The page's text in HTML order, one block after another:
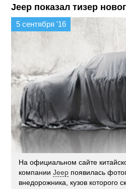
Jeep показал тизер
5 сентября '16
На официальном сайте
компанииJeep появилась
внедорожника, кузов которого